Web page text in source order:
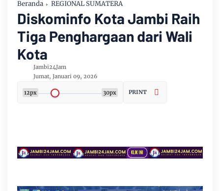
Beranda REGIONAL SUMATERA
Diskominfo Kota Jambi Raih
Tiga Penghargaan dari Wali
Kota
Jambi24Jam
Jumat, Januari 09, 2026
12px 30px PRINT